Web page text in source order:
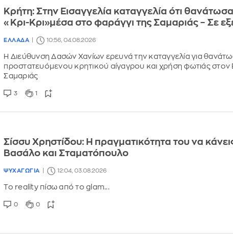
Κρήτη: Στην Εισαγγελία καταγγελία ότι
«Κρι-Κρι»μέσα στο φαράγγι της Σαμαριάς – Σε
ΕΛΛΑΔΑ 10:56, 04.08.2026
Η Διεύθυνση Δασών Χανίων ερευνά την καταγγελία για
προστατευόμενου κρητικού αίγαγρου και χρήση φωτιάς στον
Σαμαριάς
3 1
Σίσσυ Χρηστίδου: Η πραγματικότητα του να
Βασάλο και Σταματόπουλο
ΨΥΧΑΓΩΓΙΑ 12:04, 03.08.2026
Το reality πίσω από το glam...
0 0